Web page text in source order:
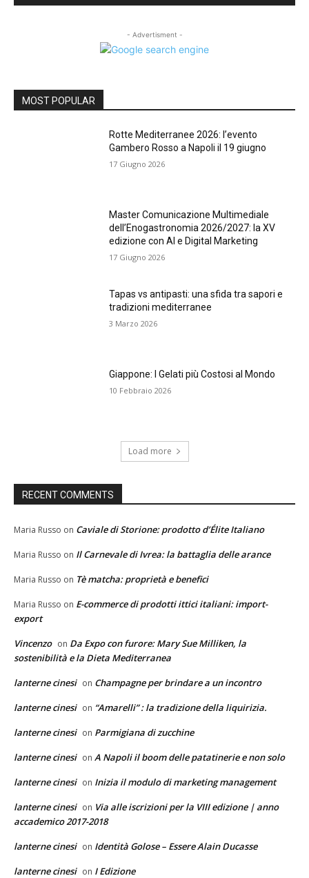
- Advertisment -
MOST POPULAR
Rotte Mediterranee 2026: l’evento
Gambero Rosso a Napoli il 19 giugno
17 Giugno 2026
Master Comunicazione Multimediale
dell’Enogastronomia 2026/2027: la XV
edizione con AI e Digital Marketing
17 Giugno 2026
Tapas vs antipasti: una sfida tra sapori e
tradizioni mediterranee
3 Marzo 2026
Giappone: I Gelati più Costosi al Mondo
10 Febbraio 2026
Load more
RECENT COMMENTS
Maria Russo on Caviale di Storione: prodotto d’Élite Italiano
Maria Russo on Il Carnevale di Ivrea: la battaglia delle arance
Maria Russo on Tè matcha: proprietà e benefici
Maria Russo on E-commerce di prodotti ittici italiani: import-
export
Vincenzo on Da Expo con furore: Mary Sue Milliken, la
sostenibilità e la Dieta Mediterranea
lanterne cinesi on Champagne per brindare a un incontro
lanterne cinesi on “Amarelli” : la tradizione della liquirizia.
lanterne cinesi on Parmigiana di zucchine
lanterne cinesi on A Napoli il boom delle patatinerie e non solo
lanterne cinesi on Inizia il modulo di marketing management
lanterne cinesi on Via alle iscrizioni per la VIII edizione | anno
accademico 2017-2018
lanterne cinesi on Identità Golose – Essere Alain Ducasse
lanterne cinesi on I Edizione